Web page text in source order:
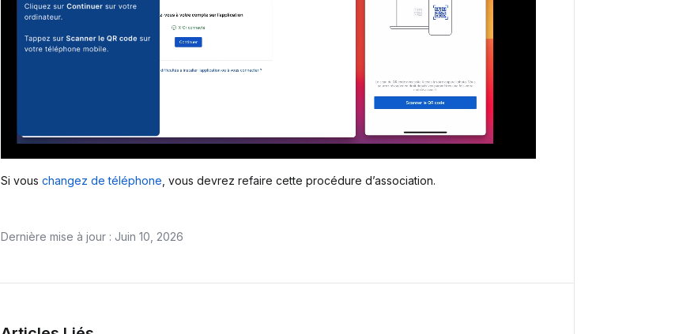
Si vous changez de téléphone , vous devrez refaire cette procédure d’association.
Dernière mise à jour : Juin 10, 2026